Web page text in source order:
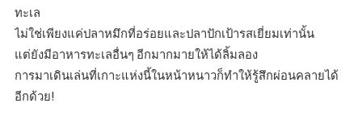
ทะเล
ไม่ใช่เพียงแค่ปลาหมึกที่อร่อยและปลาปักเป้ารสเยี่ยมเท่านั้น
แต่ยังมีอาหารทะเลอื่นๆ อีกมากมายให้ได้ลิ้มลอง
การมาเดินเล่นที่เกาะแห่งนี้ในหน้าหนาวก็ทำให้รู้สึกผ่อนคลายได้
อีกด้วย!